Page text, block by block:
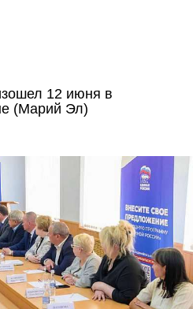
12 июня в
(Марий Эл)